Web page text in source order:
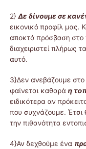
2} Δε δίνουμε σε
εικονικό προφίλ μας.
αποκτά πρόσβαση στο
διαχειριστεί πλήρως
αυτό.
3}Δεν ανεβάζουμε
φαίνεται καθαρά η
ειδικότερα αν
που συχνάζουμε.
την πιθανότητα
4}Αν δεχθούμε ένα